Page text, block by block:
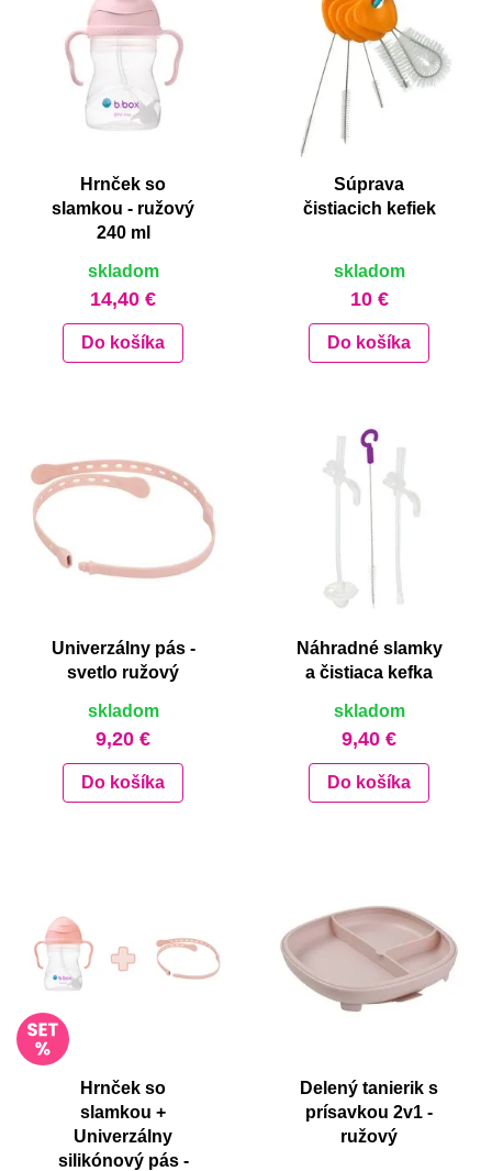
Hrnček so
slamkou - ružový
240 ml
skladom
14,40 €
Do košíka
Súprava
čistiacich kefiek
skladom
10 €
Do košíka
Univerzálny pás -
svetlo ružový
skladom
9,20 €
Do košíka
Náhradné slamky
a čistiaca kefka
skladom
9,40 €
Do košíka
Hrnček so
slamkou +
Univerzálny
silikónový pás -
Delený tanierik s
prísavkou 2v1 -
ružový